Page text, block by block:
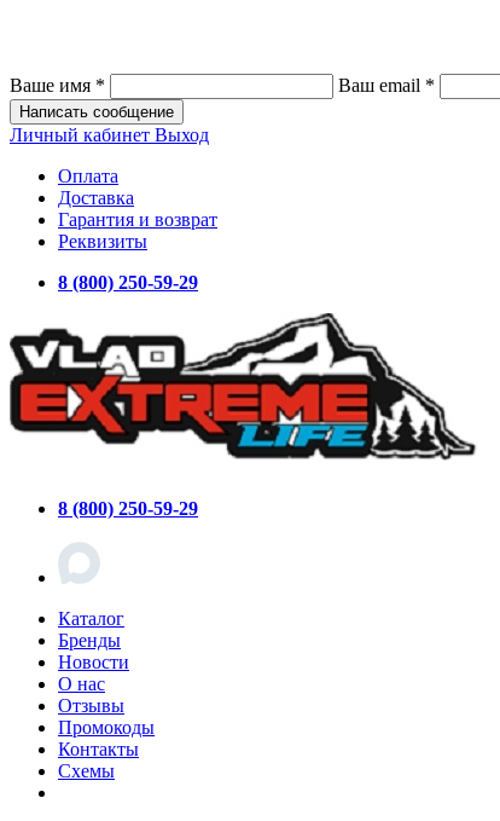
Ваше имя * Ваш email *
Написать сообщение
Личный кабинет Выход
Оплата
Доставка
Гарантия и возврат
Реквизиты
8 (800) 250-59-29
8 (800) 250-59-29
Каталог
Бренды
Новости
О нас
Отзывы
Промокоды
Контакты
Схемы